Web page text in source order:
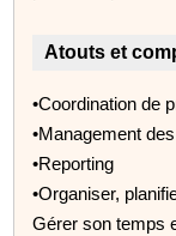
Atouts et
•Coordination de
•Management
•Reporting
•Organiser,
Gérer son temps